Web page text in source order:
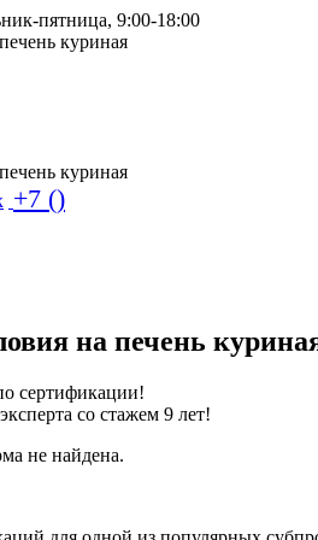
пятница, 9:00-18:00
куриная
куриная
+7 ()
на печень
сертификации!
со стажем 9 лет!
не найдена.